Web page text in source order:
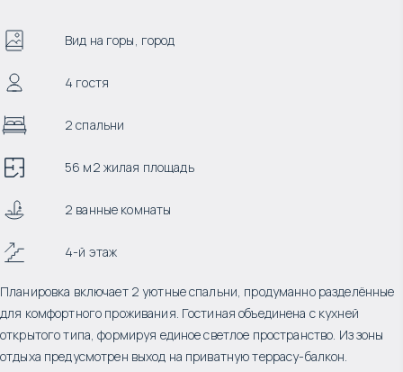
Вид на горы, город
4 гостя
2 спальни
56 м2 жилая площадь
2 ванные комнаты
4-й этаж
Планировка включает 2 уютные спальни, продуманно разделённые
для комфортного проживания. Гостиная объединена с кухней
открытого типа, формируя единое светлое пространство. Из зоны
отдыха предусмотрен выход на приватную террасу-балкон.